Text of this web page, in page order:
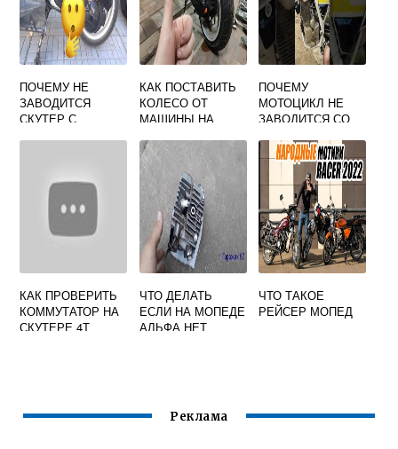
ПОЧЕМУ НЕ
ЗАВОДИТСЯ
СКУТЕР С
КАК ПОСТАВИТЬ
КОЛЕСО ОТ
МАШИНЫ НА
ПОЧЕМУ
МОТОЦИКЛ НЕ
ЗАВОДИТСЯ СО
КАК ПРОВЕРИТЬ
КОММУТАТОР НА
СКУТЕРЕ 4Т
ЧТО ДЕЛАТЬ
ЕСЛИ НА МОПЕДЕ
АЛЬФА НЕТ
ЧТО ТАКОЕ
РЕЙСЕР МОПЕД
Реклама